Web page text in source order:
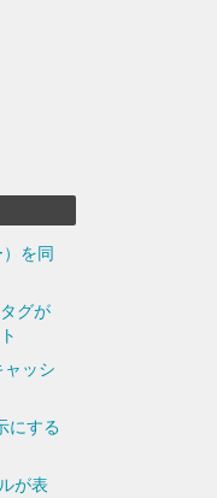
を同
グが
ャッシ
にする
が表